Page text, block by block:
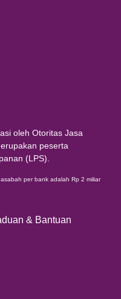
oleh Otoritas Jasa
peserta
(LPS).
per bank adalah Rp 2 miliar
& Bantuan